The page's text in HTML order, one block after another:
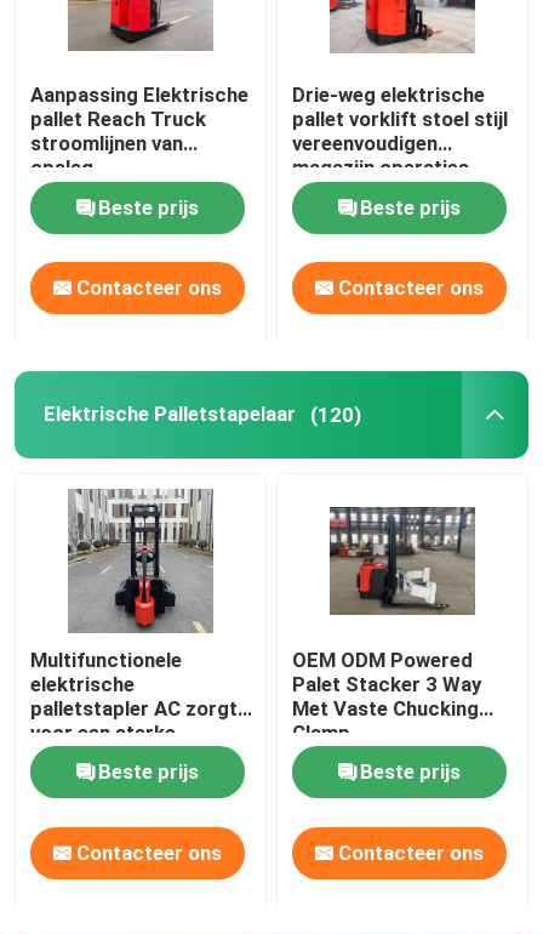
Automatisch geleide AGV-voertuig
Elektrische heftruck voor tegenbalans
Aanpassing Elektrische
pallet Reach Truck
stroomlijnen van
opslag
Beste prijs
Contacteer ons
Drie-weg elektrische
pallet vorklift stoel stijl
vereenvoudigen
magazijn operaties
Beste prijs
Contacteer ons
Elektrische Palletstapelaar (120)
Multifunctionele
elektrische
palletstapler AC zorgt
voor een sterke
klimkracht
Beste prijs
Contacteer ons
OEM ODM Powered
Palet Stacker 3 Way
Met Vaste Chucking
Clamp
Beste prijs
Contacteer ons